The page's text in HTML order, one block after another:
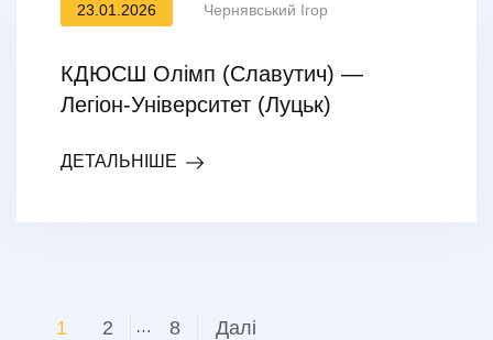
23.01.2026 Чернявський Ігор
КДЮСШ Олімп (Славутич) —
Легіон-Університет (Луцьк)
ДЕТАЛЬНІШЕ
Пагінація
1 2 … 8 Далі